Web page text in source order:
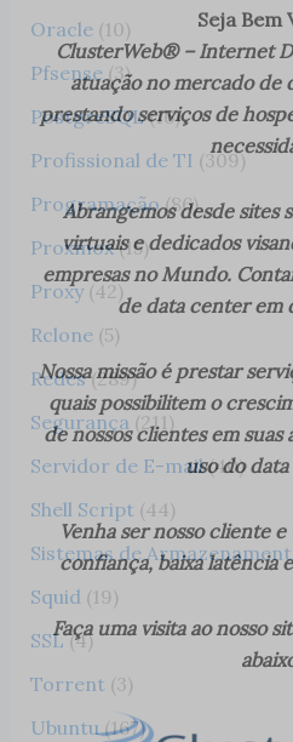
Oracle(10)
Pfsense(3)
PostgreSQL(16)
Profissional de TI (309)
Programação(86)
Proxmox(15)
Proxy(42)
Rclone(5)
Redes(289)
Segurança(211)
Servidor de E-mail(40)
Shell Script(44)
Sistemas de
Squid(19)
SSL(4)
Torrent(3)
Ubuntu(167)
Seja Bem
ClusterWeb® – Internet
atuação no mercado de
prestando serviços de
Abrangemos desde sites
virtuais e dedicados
empresas no Mundo.
de data center em
Nossa missão é prestar
quais possibilitem o
de nossos clientes em
uso do
Venha ser nosso cliente
confiança, baixa latência
Faça uma visita ao nosso